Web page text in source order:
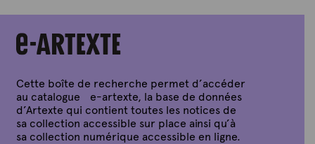
Cette boîte de recherche permet d’accéder
au catalogue e-artexte, la base de données
d’Artexte qui contient toutes les notices de
sa collection accessible sur place ainsi qu’à
sa collection numérique accessible en ligne.